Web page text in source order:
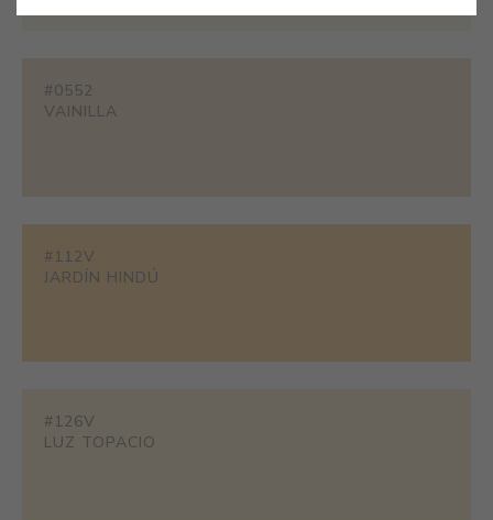
#0552
VAINILLA
#112V
JARDÍN HINDÚ
#126V
LUZ TOPACIO